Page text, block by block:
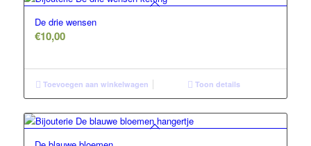
De drie wensen
€10,00
Toevoegen aan winkelwagen Toon details